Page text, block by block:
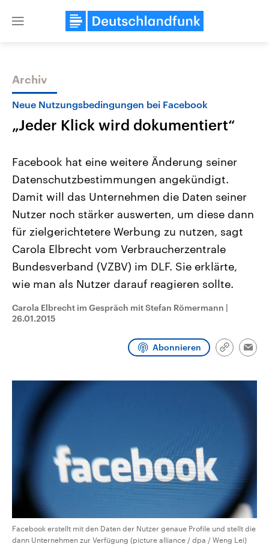
Close
Themen
Landtagswahl Sachsen-Anhalt
2026
Alle Informationen
Sachsen-Anhalt wählt am 6.
September 2026 einen neuen
Bundesland von einer Koalition aus
Umfragen, Prognosen,
und Hintergründe zu den Parteien
und Kandidaten der anstehenden
Wahl.
Aktuelle Beiträge,
Hintergründe
Wirtschaftlich und
gehören die Vereinigten
mit großem Einfluss auf
Sendungen Programm Podcasts
Archiv
Neue Nutzungsbedingungen bei Facebook
„Jeder Klick wird dokumentiert“
Facebook hat eine weitere Änderung seiner
Datenschutzbestimmungen angekündigt.
Damit will das Unternehmen die Daten seiner
Nutzer noch stärker auswerten, um diese dann
für zielgerichtetere Werbung zu nutzen, sagt
Carola Elbrecht vom Verbraucherzentrale
Bundesverband (VZBV) im DLF. Sie erklärte,
wie man als Nutzer darauf reagieren sollte.
Carola Elbrecht im Gespräch mit Stefan Römermann |
26.01.2015
Abonnieren
Link
Facebook erstellt mit den Daten der Nutzer genaue Profile und stellt die
dann Unternehmen zur Verfügung (picture alliance / dpa / Weng Lei)